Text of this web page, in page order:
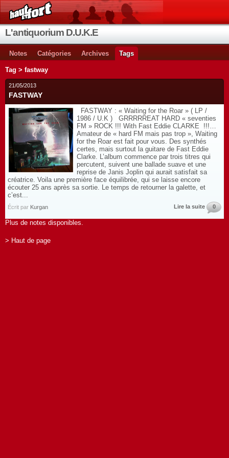
L'antiquorium D.U.K.E
Notes Catégories Archives Tags
Tag > fastway
21/05/2013
FASTWAY
FASTWAY : « Waiting for the Roar » ( LP /
1986 / U.K ) GRRRRREAT HARD « seventies
FM » ROCK !!! With Fast Eddie CLARKE !!!…
Amateur de « hard FM mais pas trop », Waiting
for the Roar est fait pour vous. Des synthés
certes, mais surtout la guitare de Fast Eddie
Clarke. L’album commence par trois titres qui
percutent, suivent une ballade suave et une
reprise de Janis Joplin qui aurait satisfait sa
créatrice. Voila une première face équilibrée, qui se laisse encore
écouter 25 ans après sa sortie. Le temps de retourner la galette, et
c’est...
Écrit par Kurgan Lire la suite 0
Plus de notes disponibles.
> Haut de page